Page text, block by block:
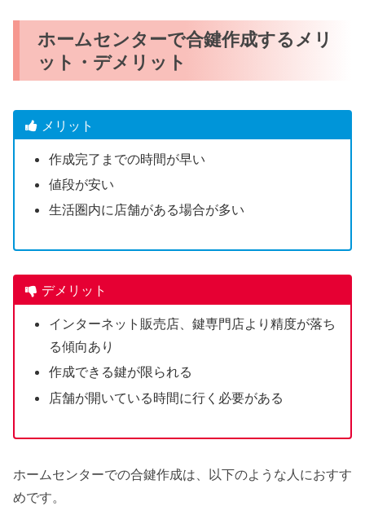
ホームセンターで合鍵作成するメリ
ット・デメリット
メリット
作成完了までの時間が早い
値段が安い
生活圏内に店舗がある場合が多い
デメリット
インターネット販売店、鍵専門店より精度が落ち
る傾向あり
作成できる鍵が限られる
店舗が開いている時間に行く必要がある
ホームセンターでの合鍵作成は、以下のような人におすす
めです。